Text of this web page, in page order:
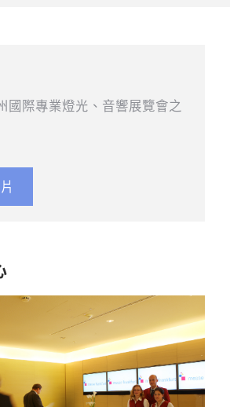
國際專業燈光、音響展覽會之